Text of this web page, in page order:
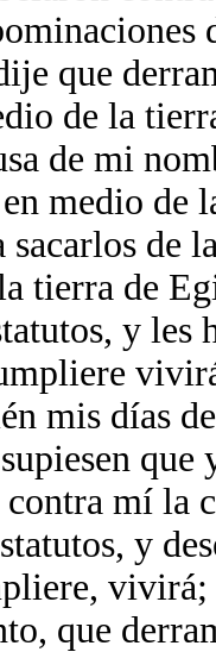
que
de la
de mi
medio de
sacarlos de
tierra de
y les
mis días
mí la
y
que